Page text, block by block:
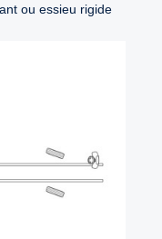
ou essieu rigide